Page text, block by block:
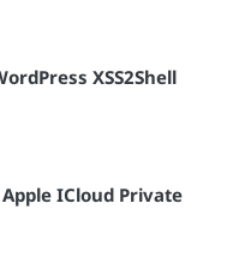
XSS2Shell
ICloud Private